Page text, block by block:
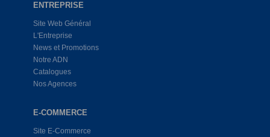
ENTREPRISE
Site Web Général
L'Entreprise
News et Promotions
Notre ADN
Catalogues
Nos Agences
E-COMMERCE
Site E-Commerce